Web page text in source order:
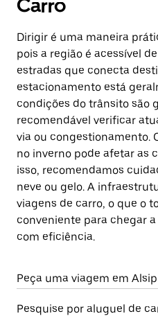
Carro
Dirigir é uma maneira
pois a região é acessível
estradas que conecta
estacionamento está
condições do trânsito são
recomendável verificar
via ou congestionamento.
no inverno pode afetar as
isso, recomendamos
neve ou gelo. A
viagens de carro, o que o
conveniente para chegar a
com eficiência.
Peça uma viagem em
Pesquise por aluguel de